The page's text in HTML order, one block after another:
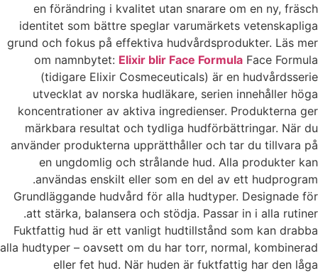
en förändring i kvalitet utan snarare om en ny, fräsch
identitet som bättre speglar varumärkets vetenskapliga
grund och fokus på effektiva hudvårdsprodukter. Läs mer
om namnbytet: Elixir blir Face Formula Face Formula
(tidigare Elixir Cosmeceuticals) är en hudvårdsserie
utvecklat av norska hudläkare, serien innehåller höga
koncentrationer av aktiva ingredienser. Produkterna ger
märkbara resultat och tydliga hudförbättringar. När du
använder produkterna upprätthåller och tar du tillvara på
en ungdomlig och strålande hud. Alla produkter kan
användas enskilt eller som en del av ett hudprogram.
Grundläggande hudvård för alla hudtyper. Designade för
att stärka, balansera och stödja. Passar in i alla rutiner.
Fuktfattig hud är ett vanligt hudtillstånd som kan drabba
alla hudtyper – oavsett om du har torr, normal, kombinerad
eller fet hud. När huden är fuktfattig har den låga